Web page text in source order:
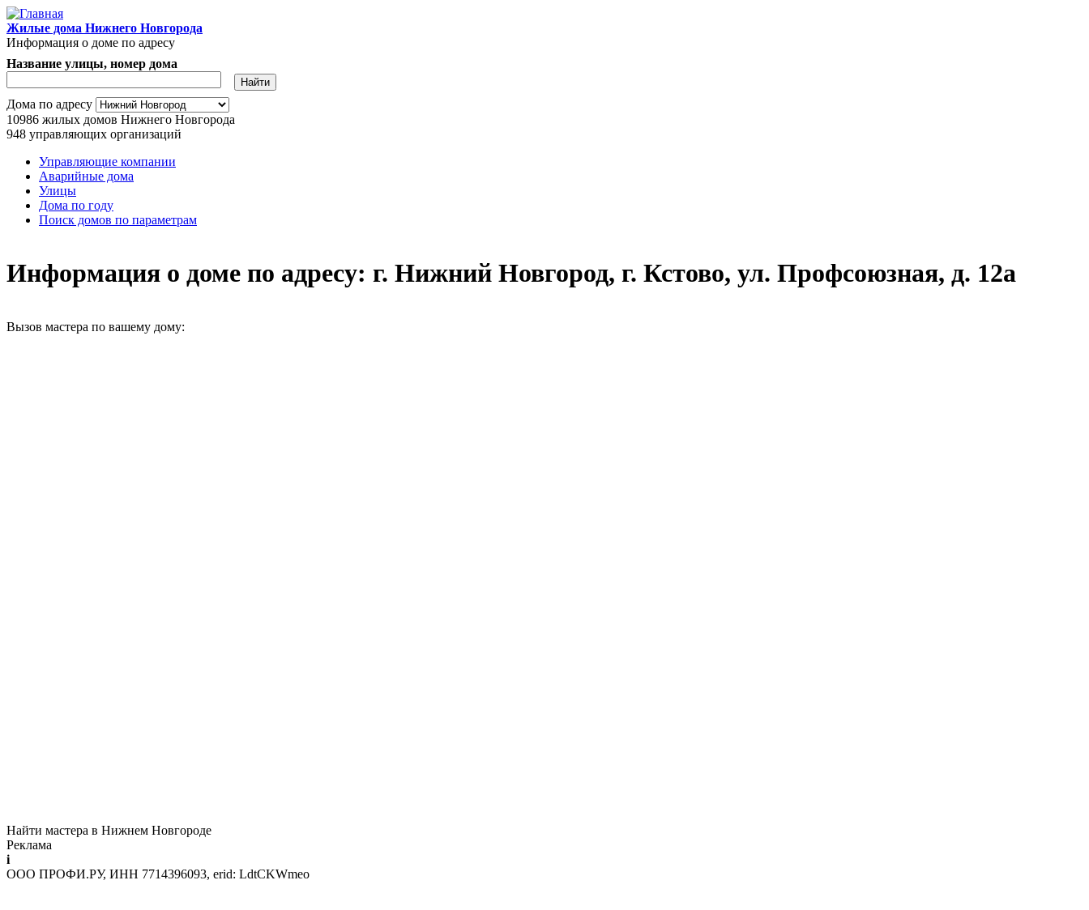
Перейти к основному содержанию
Жилые дома Нижнего Новгорода
Информация о доме по адресу
Адрес дома
Название улицы, номер дома
Дома по адресу
10986 жилых домов Нижнего Новгорода
948 управляющих организаций
Главное меню
Управляющие компании
Аварийные дома
Улицы
Дома по году
Поиск домов по параметрам
Информация о доме по адресу: г. Нижний Новгород, г. Кстово, ул. Профсоюзная, д. 12а
Вызов мастера по вашему дому:
Найти мастера в Нижнем Новгороде
Реклама
i
ООО ПРОФИ.РУ, ИНН 7714396093, erid: LdtCKWmeo